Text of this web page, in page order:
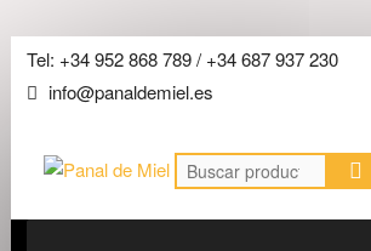
Saltar
contenido
Tel: +34 952 868 789 / +34 687 937 230
info@panaldemiel.es
Buscar
por: